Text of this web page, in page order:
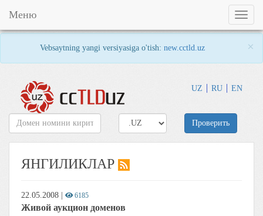
Vebsaytning yangi versiyasiga o'tish: new.cctld.uz ×
UZ RU EN
Toggle
Меню
Проверить
ЯНГИЛИКЛАР
22.05.2008 6185
Живой аукцион доменов